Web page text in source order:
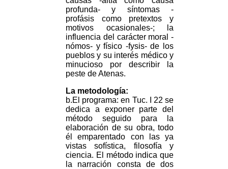
profunda- y síntomas -
profásis como pretextos y
motivos ocasionales-; la
influencia del carácter moral -
nómos- y físico -fysis- de los
pueblos y su interés médico y
minucioso por describir la
peste de Atenas.
La metodología:
b.El programa: en Tuc. I 22 se
dedica a exponer parte del
método seguido para la
elaboración de su obra, todo
él emparentado con las ya
vistas sofística, filosofía y
ciencia. El método indica que
la narración consta de dos